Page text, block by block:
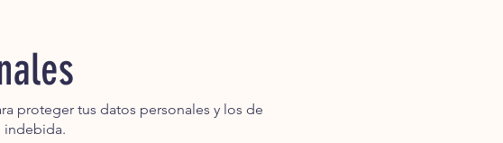
proteger tus datos personales y los de
indebida.